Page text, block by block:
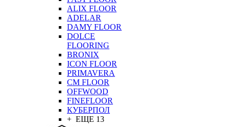
ALIX FLOOR
ADELAR
DAMY FLOOR
DOLCE
FLOORING
BRONIX
ICON FLOOR
PRIMAVERA
CM FLOOR
OFFWOOD
FINEFLOOR
КУБЕРПОЛ
+ ЕЩЕ 13